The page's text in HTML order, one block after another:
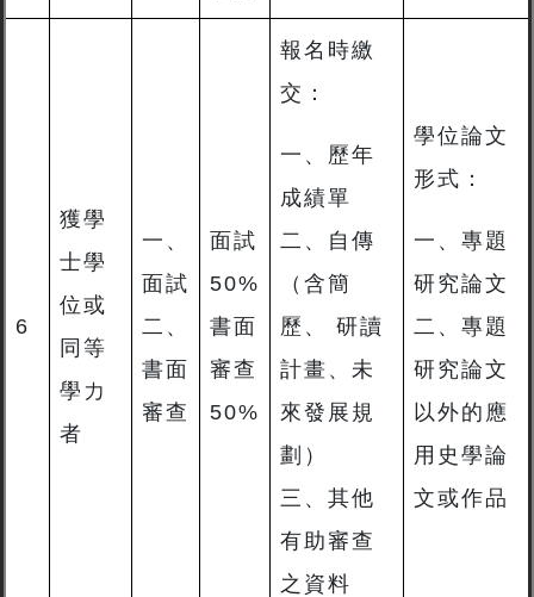
6
獲學
士學
位或
同等
學力
者
一、
面試
二、
書面
審查
面試
50%
書面
審查
50%
報名時繳
交：
一、歷年
成績單
二、自傳
（含簡
歷、 研讀
計畫、未
來發展規
劃）
三、其他
有助審查
之資料
學位論文
形式：
一、專題
研究論文
二、專題
研究論文
以外的應
用史學論
文或作品